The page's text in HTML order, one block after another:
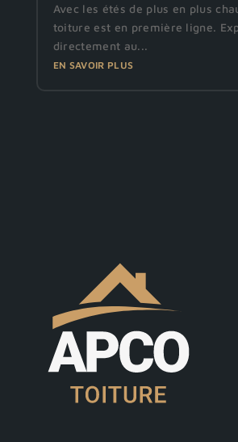
Avec les étés de plus en plus
toiture est en première ligne.
directement au...
EN SAVOIR PLUS